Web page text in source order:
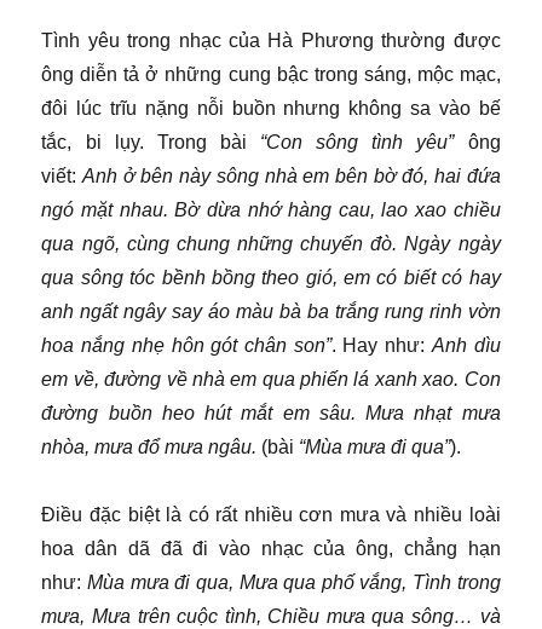
Tình yêu trong nhạc của Hà Phương thường được
ông diễn tả ở những cung bậc trong sáng, mộc mạc,
đôi lúc trĩu nặng nỗi buồn nhưng không sa vào bế
tắc, bi lụy. Trong bài “Con sông tình yêu”ông
viết: Anh ở bên này sông nhà em bên bờ đó, hai đứa
ngó mặt nhau. Bờ dừa nhớ hàng cau, lao xao chiều
qua ngõ, cùng chung những chuyến đò. Ngày ngày
qua sông tóc bềnh bồng theo gió, em có biết có hay
anh ngất ngây say áo màu bà ba trắng rung rinh vờn
hoa nắng nhẹ hôn gót chân son”. Hay như: Anh dìu
em về, đường về nhà em qua phiến lá xanh xao. Con
đường buồn heo hút mắt em sâu. Mưa nhạt mưa
nhòa, mưa đổ mưa ngâu. (bài “Mùa mưa đi qua”).
Điều đặc biệt là có rất nhiều cơn mưa và nhiều loài
hoa dân dã đã đi vào nhạc của ông, chẳng hạn
như:Mùa mưa đi qua, Mưa qua phố vắng, Tình trong
mưa, Mưa trên cuộc tình, Chiều mưa qua sông… và